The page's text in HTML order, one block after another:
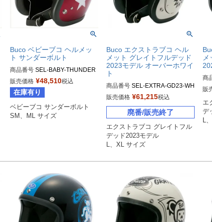
Buco ベビーブコ ヘルメッ
ト サンダーボルト
商品番号 SEL-BABY-THUNDER
SMサイズ商品コード：0107BB
CTB20223
MLサイズ商品コード：0107BBC
TB20224
販売価格 ¥48,510税込
在庫有り
ベビーブコ サンダーボルト
SM、ML サイズ
Buco エクストラブコ ヘル
メット グレイトフルデッド
2023モデル オーバーホワイ
ト
商品番号 SEL-EXTRA-GD23-WH
GFD3016
Buco（ブコ）
販売価格 ¥61,215税込
廃番/販売終了
エクストラブコ グレイトフル
デッド2023モデル
L、XL サイズ
商
XL
販
エ
デ